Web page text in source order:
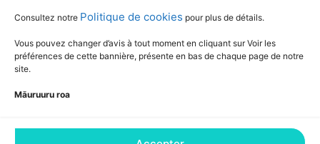
Consultez notre Politique de cookies pour plus de détails.
Vous pouvez changer d’avis à tout moment en cliquant sur Voir les
préférences de cette bannière, présente en bas de chaque page de notre
site.
Māuruuru roa